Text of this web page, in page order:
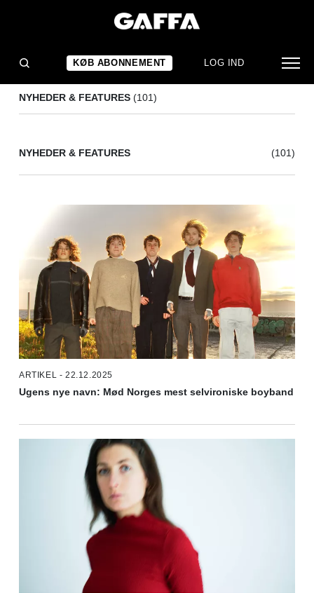
KØB ABONNEMENT LOG IND
NYHEDER & FEATURES (101)
NYHEDER & FEATURES (101)
ARTIKEL - 22.12.2025
Ugens nye navn: Mød Norges mest selvironiske boyband